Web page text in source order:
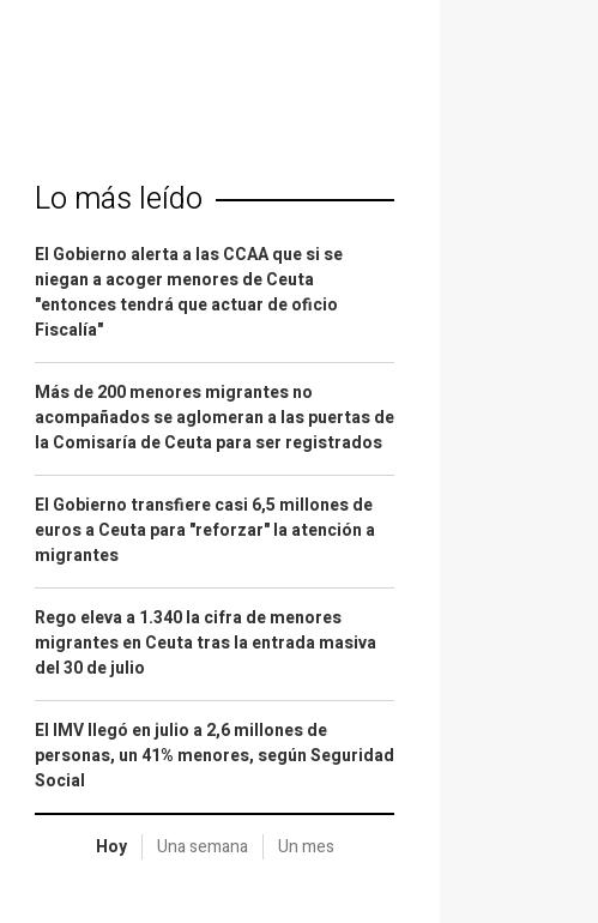
Lo más leído
El Gobierno alerta a las CCAA que si se
niegan a acoger menores de Ceuta
"entonces tendrá que actuar de oficio
Fiscalía"
Más de 200 menores migrantes no
acompañados se aglomeran a las puertas de
la Comisaría de Ceuta para ser registrados
El Gobierno transfiere casi 6,5 millones de
euros a Ceuta para "reforzar" la atención a
migrantes
Rego eleva a 1.340 la cifra de menores
migrantes en Ceuta tras la entrada masiva
del 30 de julio
El IMV llegó en julio a 2,6 millones de
personas, un 41% menores, según Seguridad
Social
Hoy Una semana Un mes